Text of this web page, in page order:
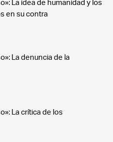
La idea de humanidad y los
en su contra
La denuncia de la
La crítica de los